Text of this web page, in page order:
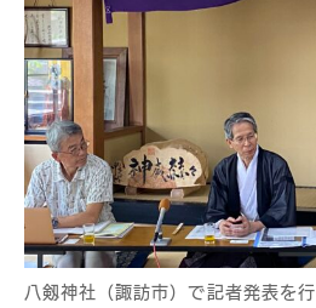
八剱神社（諏訪市）で記者発表を